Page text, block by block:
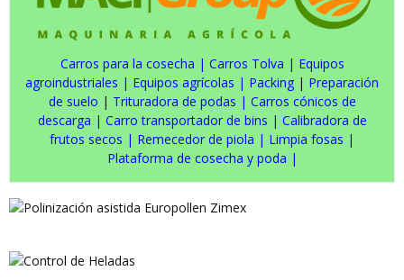
Carros para la cosecha | Carros Tolva | Equipos
agroindustriales | Equipos agrícolas | Packing | Preparación
de suelo | Trituradora de podas | Carros cónicos de
descarga | Carro transportador de bins | Calibradora de
frutos secos | Remecedor de piola | Limpia fosas |
Plataforma de cosecha y poda |